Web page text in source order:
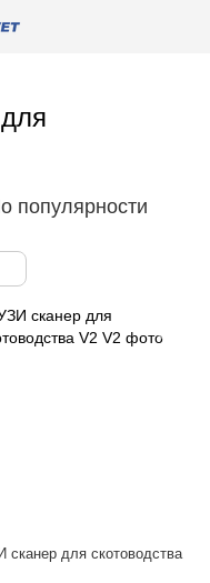
популярности
сканер для скотоводства